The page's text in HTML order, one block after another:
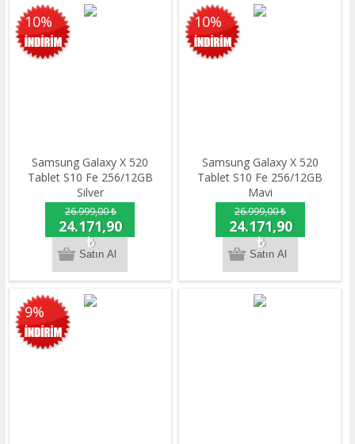
10%
Samsung Galaxy X 520
Tablet S10 Fe 256/12GB
Silver
26.999,00 ₺
24.171,90
₺
10%
Samsung Galaxy X 520
Tablet S10 Fe 256/12GB
Mavi
26.999,00 ₺
24.171,90
₺
9%